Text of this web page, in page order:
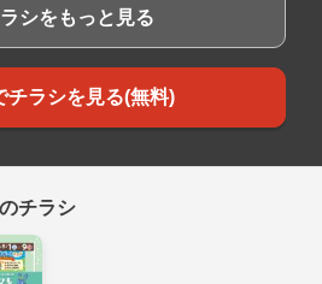
シをもっと見る
チラシを見る(無料)
チラシ